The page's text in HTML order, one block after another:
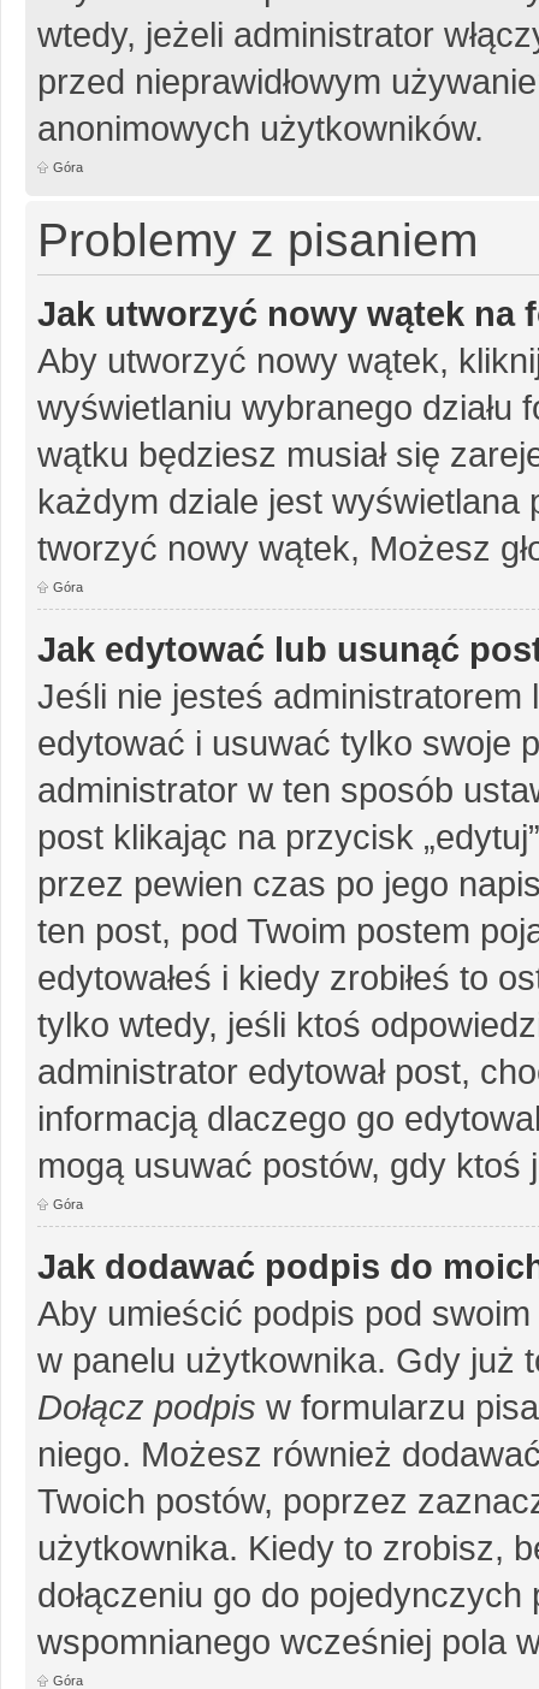
wtedy, jeżeli administrator
przed nieprawidłowym
anonimowych użytkowników.
Góra
Problemy z pisaniem
Jak utworzyć nowy wątek na
Aby utworzyć nowy wątek,
wyświetlaniu wybranego działu
wątku będziesz musiał się
każdym dziale jest wyświetlana
tworzyć nowy wątek, Możesz
Góra
Jak edytować lub usunąć
Jeśli nie jesteś
edytować i usuwać tylko swoje
administrator w ten sposób
post klikając na przycisk
przez pewien czas po jego
ten post, pod Twoim postem
edytowałeś i kiedy zrobiłeś to
tylko wtedy, jeśli ktoś
administrator edytował post,
informacją dlaczego go
mogą usuwać postów, gdy ktoś
Góra
Jak dodawać podpis do
Aby umieścić podpis pod
w panelu użytkownika. Gdy już
Dołącz podpis w formularzu
niego. Możesz również
Twoich postów, poprzez
użytkownika. Kiedy to zrobisz,
dołączeniu go do
wspomnianego wcześniej pola
Góra